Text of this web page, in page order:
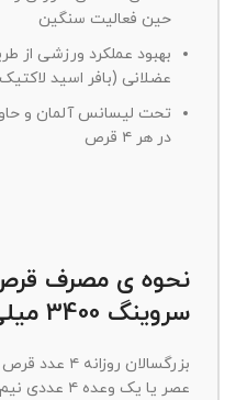
حین فعالیت سنگین
بهبود عملکرد ورزشی از
عضلانی (بافر اسید
در هر ۴ قرص
نحوه ی مصرف قرص
سروینگ 3400 میلی گرم یوروویتال
عصر یا یک